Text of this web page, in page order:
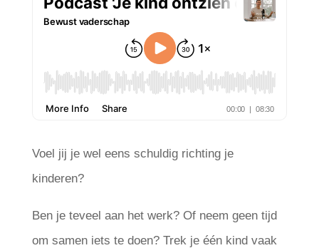
Voel jij je wel eens schuldig richting je
kinderen?
Ben je teveel aan het werk? Of neem geen tijd
om samen iets te doen? Trek je één kind vaak